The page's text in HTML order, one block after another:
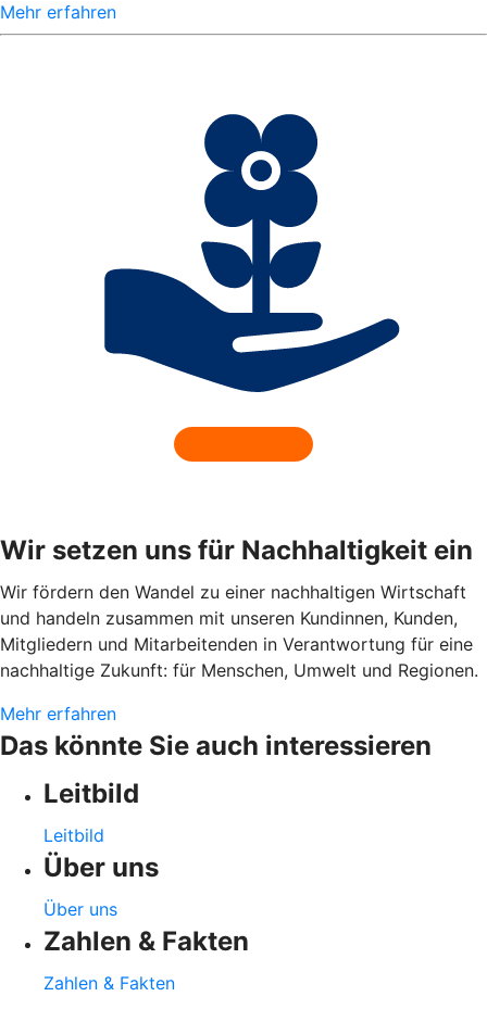
Mehr erfahren
Wir setzen uns für Nachhaltigkeit ein
Wir fördern den Wandel zu einer nachhaltigen Wirtschaft
und handeln zusammen mit unseren Kundinnen, Kunden,
Mitgliedern und Mitarbeitenden in Verantwortung für eine
nachhaltige Zukunft: für Menschen, Umwelt und Regionen.
Mehr erfahren
Das könnte Sie auch interessieren
Leitbild
Leitbild
Über uns
Über uns
Zahlen & Fakten
Zahlen & Fakten